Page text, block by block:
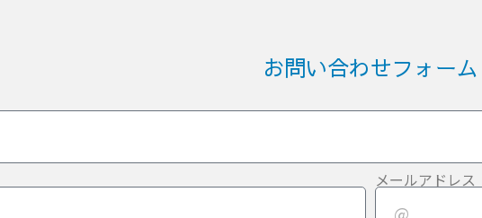
お問い合わせフォーム
メールアドレス